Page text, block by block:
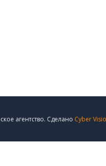
агентство. Сделано Cyber